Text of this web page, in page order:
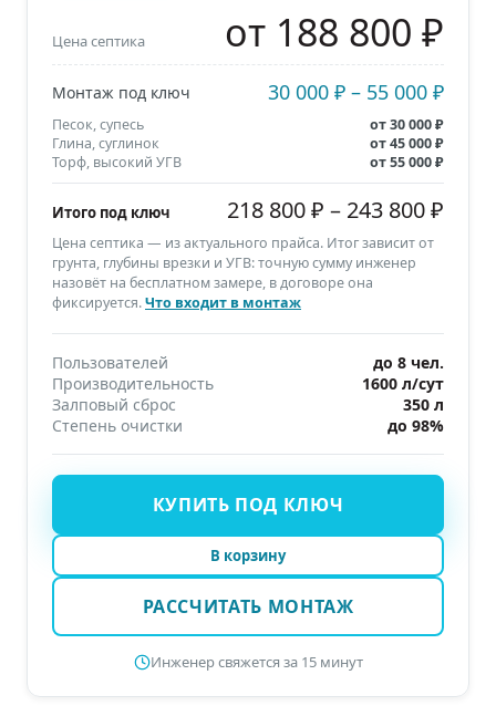
Цена септика от 188 800 ₽
Монтаж под ключ 30 000 ₽ – 55 000 ₽
Песок, супесь от30 000 ₽
Глина, суглинок
от45 000 ₽
Торф, высокий УГВ
от55 000 ₽
Итого под ключ 218 800 ₽ – 243 800 ₽
Цена септика — из актуального прайса. Итог зависит от
грунта, глубины врезки и УГВ: точную сумму инженер
назовёт на бесплатном замере, в договоре она
фиксируется.Что входит в монтаж
Пользователей
до 8 чел.
Производительность
1600 л/сут
Залповый сброс
350 л
Степень очистки
до 98%
КУПИТЬ ПОД КЛЮЧ
В корзину
РАССЧИТАТЬ МОНТАЖ
Инженер свяжется за 15 минут